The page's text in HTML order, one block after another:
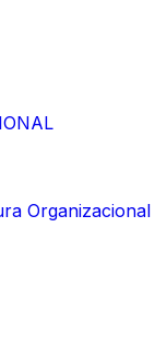
Organizacional